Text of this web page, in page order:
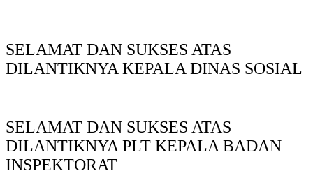
SELAMAT DAN SUKSES ATAS
DILANTIKNYA KEPALA DINAS SOSIAL
SELAMAT DAN SUKSES ATAS
DILANTIKNYA PLT KEPALA BADAN
INSPEKTORAT